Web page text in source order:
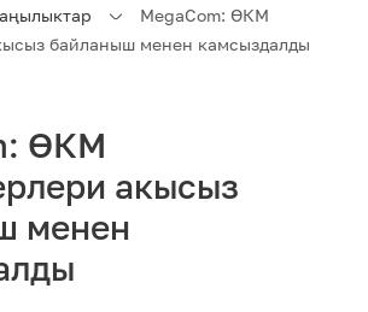
Акциялар
MegaCom: ӨКМ
байланыш менен камсыздалды
ӨКМ
акысыз
менен